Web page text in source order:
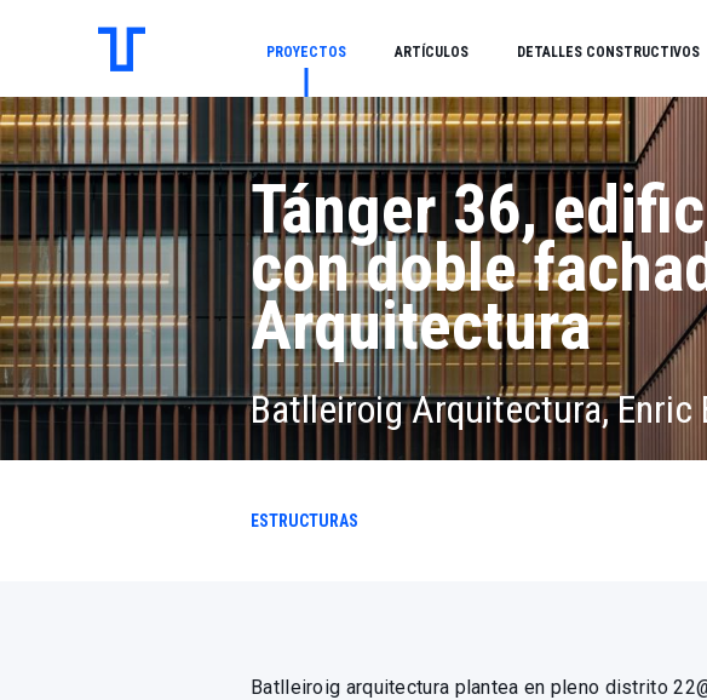
PROYECTOS ARTÍCULOS DETALLES CONSTRUCTIVOS
Tánger 36,
con doble
Arquitectura
Batlleiroig Arquitectura, Enric
ESTRUCTURAS
Batlleiroig arquitectura plantea en pleno distrito